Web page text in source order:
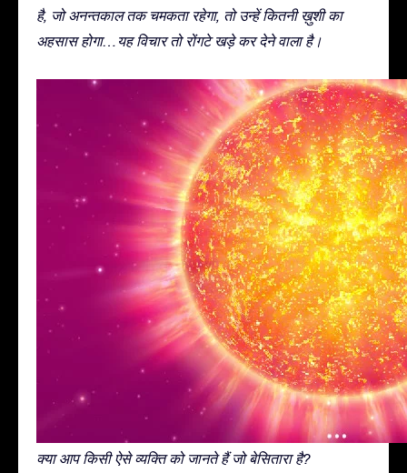
है, जो अनन्तकाल तक चमकता रहेगा, तो उन्हें कितनी ख़ुशी का
अहसास होगा…यह विचार तो रोंगटे खड़े कर देने वाला है।
क्या आप किसी ऐसे व्यक्ति को जानते हैं जो बेसितारा है?